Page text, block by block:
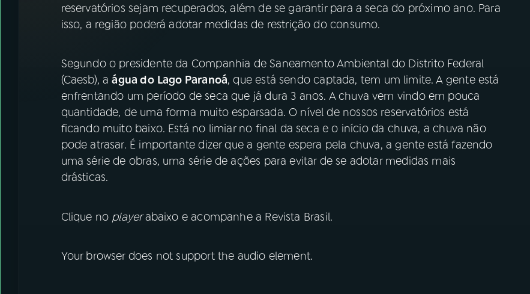
Instagram X
reservatórios sejam recuperados, além de se garantir para a seca do próximo ano. Para
isso, a região poderá adotar medidas de restrição do consumo.
Segundo o presidente da Companhia de Saneamento Ambiental do Distrito Federal
(Caesb), aágua do Lago Paranoá, que está sendo captada, tem um limite. A gente está
enfrentando um período de seca que já dura 3 anos. A chuva vem vindo em pouca
quantidade, de uma forma muito esparsada. O nível de nossos reservatórios está
ficando muito baixo. Está no limiar no final da seca e o início da chuva, a chuva não
pode atrasar. É importante dizer que a gente espera pela chuva, a gente está fazendo
uma série de obras, uma série de ações para evitar de se adotar medidas mais
drásticas.
Clique no playerabaixo e acompanhe a Revista Brasil.
Your browser does not support the audio element.